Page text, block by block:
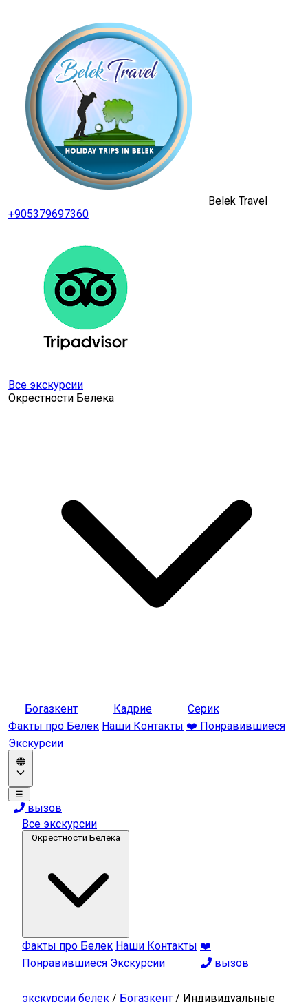
Belek Travel
+905379697360
Все экскурсии
Окрестности Белека
Богазкент Кадрие
Серик
Факты про Белек Наши Контакты ❤️ Понравившиеся
Экскурсии
☰
вызов
Все экскурсии
Окрестности Белека
Факты про Белек Наши Контакты ❤️
Понравившиеся Экскурсии
вызов
экскурсии белек / Богазкент / Индивидуальные